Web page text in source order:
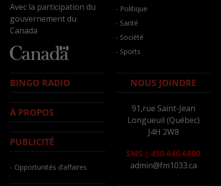
Avec la participation du
gouvernement du
Canada
- Politique
- Santé
- Société
- Sports
BINGO RADIO
À PROPOS
PUBLICITÉ
- Opportunités d’affaires
NOUS JOINDRE
91,rue Saint-Jean
Longueuil (Québec)
J4H 2W8
SMS | 450-646-6800
admin@fm1033.ca